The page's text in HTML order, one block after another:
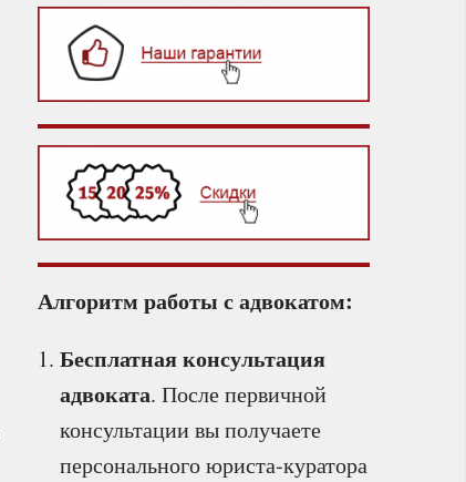
Алгоритм работы с адвокатом:
Бесплатная консультация
адвоката. После первичной
консультации вы получаете
персонального юриста‑куратора